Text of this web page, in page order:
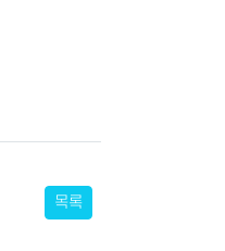
목록